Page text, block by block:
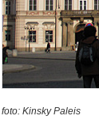
foto: Kinsky Paleis